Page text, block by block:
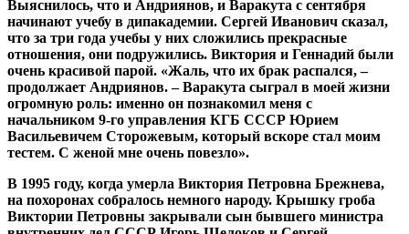
Выяснилось, что и Андриянов, и Варакута с сентября
начинают учебу в дипакадемии. Сергей Иванович сказал,
что за три года учебы у них сложились прекрасные
отношения, они подружились. Виктория и Геннадий были
очень красивой парой. «Жаль, что их брак распался, –
продолжает Андриянов. – Варакута сыграл в моей жизни
огромную роль: именно он познакомил меня с
начальником 9-го управления КГБ СССР Юрием
Васильевичем Сторожевым, который вскоре стал моим
тестем. С женой мне очень повезло».
В 1995 году, когда умерла Виктория Петровна Брежнева,
на похоронах собралось немного народу. Крышку гроба
Виктории Петровны закрывали сын бывшего министра